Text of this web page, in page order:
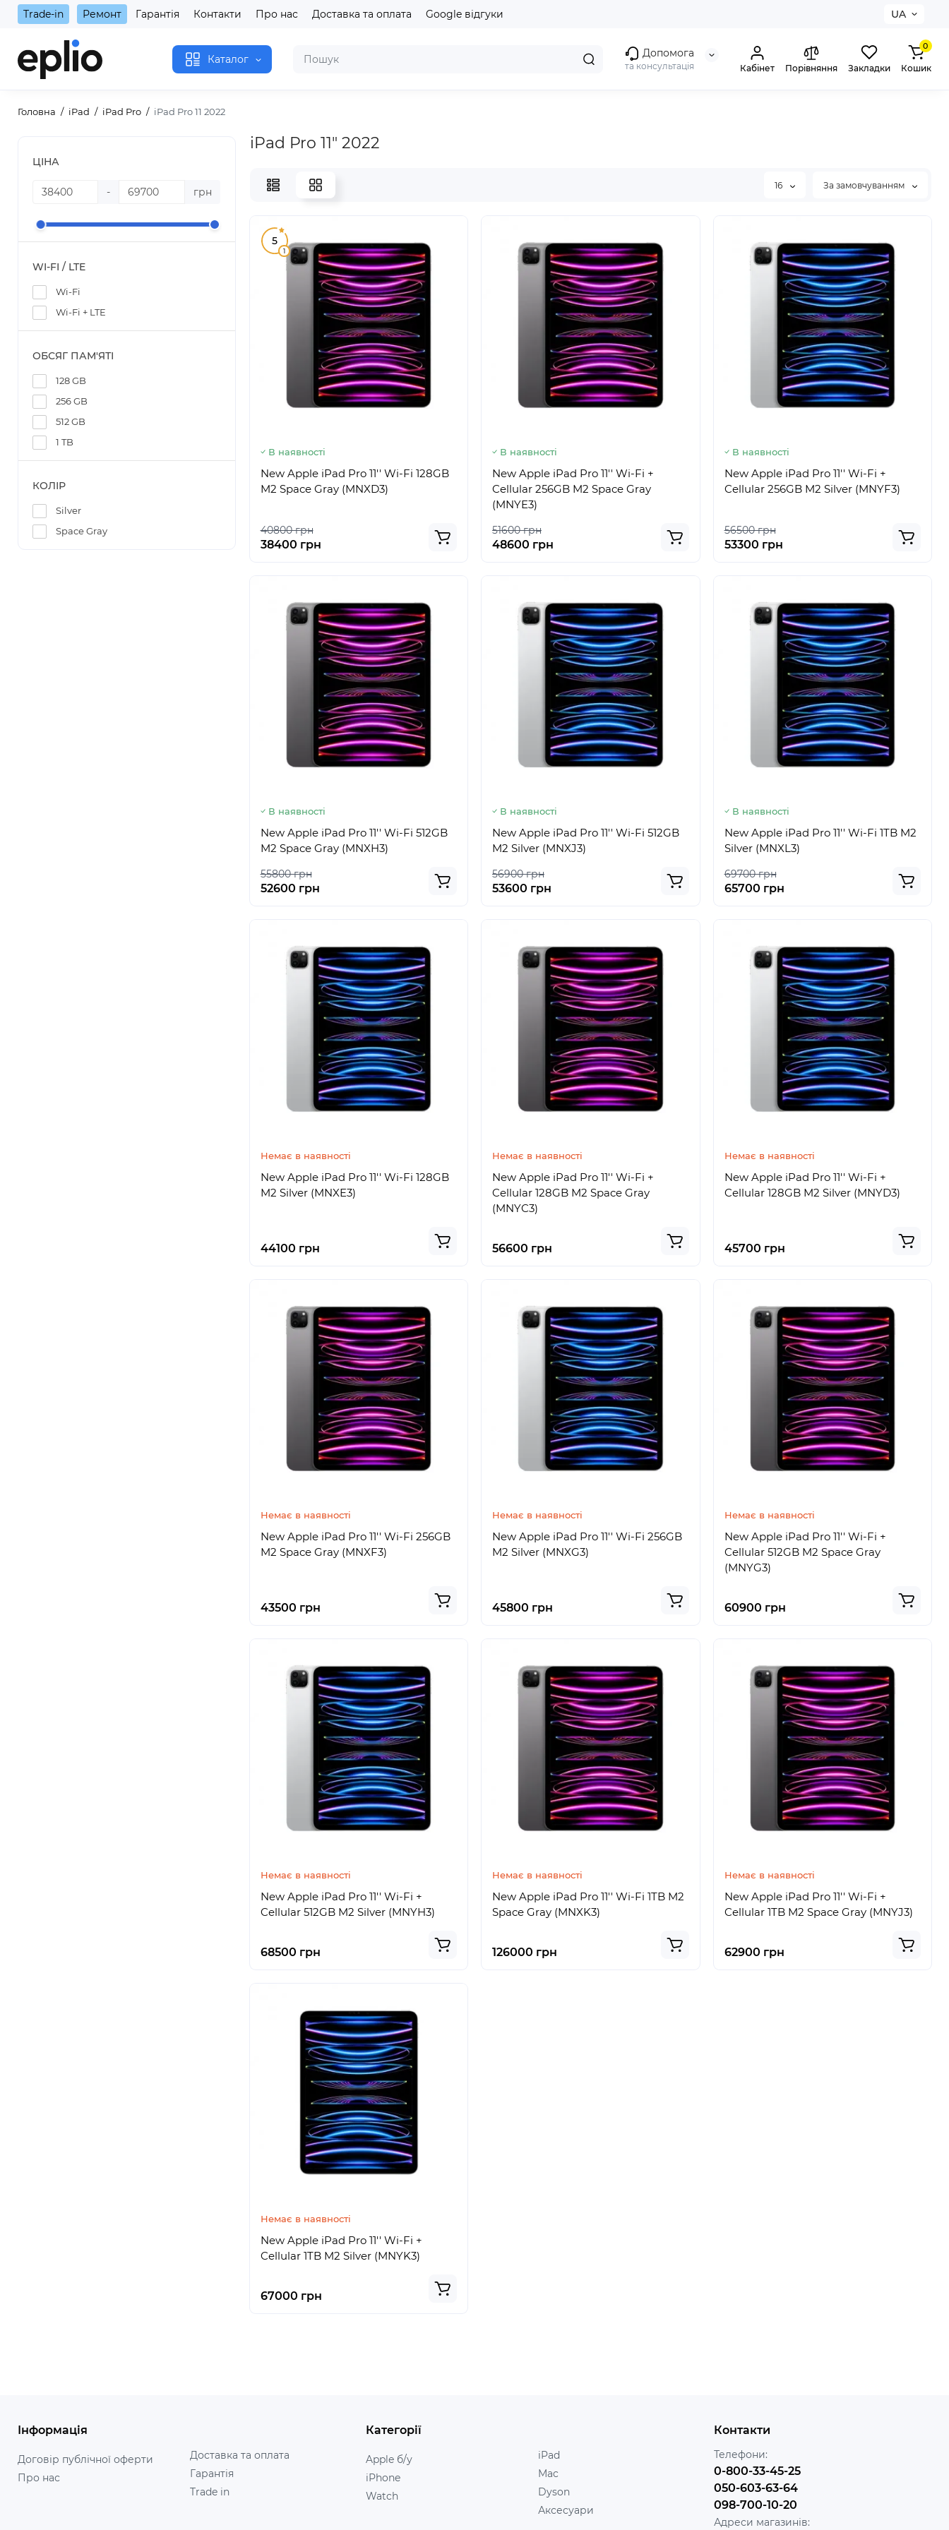
Trade-in Ремонт Гарантія Контакти Про нас Доставка та оплата Google відгуки UA
Каталог Допомога
та консультація Кабінет Порівняння Закладки
0
Кошик
Головна iPad iPad Pro iPad Pro 11 2022
ЦІНА
- грн
WI-FI / LTE
Wi-Fi
Wi-Fi + LTE
ОБСЯГ ПАМ'ЯТІ
128 GB
256 GB
512 GB
1 TB
КОЛІР
Silver
Space Gray
iPad Pro 11" 2022
16 За замовчуванням
5
1
В наявності
New Apple iPad Pro 11'' Wi-Fi 128GB
M2 Space Gray (MNXD3)
40800 грн
38400 грн
В наявності
New Apple iPad Pro 11'' Wi-Fi +
Cellular 256GB M2 Space Gray
(MNYE3)
51600 грн
48600 грн
В наявності
New Apple iPad Pro 11'' Wi-Fi +
Cellular 256GB M2 Silver (MNYF3)
56500 грн
53300 грн
В наявності
New Apple iPad Pro 11'' Wi-Fi 512GB
M2 Space Gray (MNXH3)
55800 грн
52600 грн
В наявності
New Apple iPad Pro 11'' Wi-Fi 512GB
M2 Silver (MNXJ3)
56900 грн
53600 грн
В наявності
New Apple iPad Pro 11'' Wi-Fi 1TB M2
Silver (MNXL3)
69700 грн
65700 грн
Немає в наявності
New Apple iPad Pro 11'' Wi-Fi 128GB
M2 Silver (MNXE3)
44100 грн
Немає в наявності
New Apple iPad Pro 11'' Wi-Fi +
Cellular 128GB M2 Space Gray
(MNYC3)
56600 грн
Немає в наявності
New Apple iPad Pro 11'' Wi-Fi +
Cellular 128GB M2 Silver (MNYD3)
45700 грн
Немає в наявності
New Apple iPad Pro 11'' Wi-Fi 256GB
M2 Space Gray (MNXF3)
43500 грн
Немає в наявності
New Apple iPad Pro 11'' Wi-Fi 256GB
M2 Silver (MNXG3)
45800 грн
Немає в наявності
New Apple iPad Pro 11'' Wi-Fi +
Cellular 512GB M2 Space Gray
(MNYG3)
60900 грн
Немає в наявності
New Apple iPad Pro 11'' Wi-Fi +
Cellular 512GB M2 Silver (MNYH3)
68500 грн
Немає в наявності
New Apple iPad Pro 11'' Wi-Fi 1TB M2
Space Gray (MNXK3)
126000 грн
Немає в наявності
New Apple iPad Pro 11'' Wi-Fi +
Cellular 1TB M2 Space Gray (MNYJ3)
62900 грн
Немає в наявності
New Apple iPad Pro 11'' Wi-Fi +
Cellular 1TB M2 Silver (MNYK3)
67000 грн
Інформація
Договір публічної оферти
Про нас
Доставка та оплата
Гарантія
Trade in
Категорії
Apple б/у
iPhone
Watch
iPad
Mac
Dyson
Аксесуари
Контакти
Телефони:
0-800-33-45-25
050-603-63-64
098-700-10-20
Адреси магазинів: